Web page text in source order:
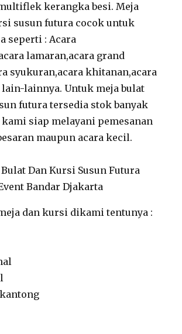
kerangka besi. Meja
susun futura cocok untuk
seperti : Acara
lamaran,acara grand
syukuran,acara khitanan,acara
lainnya. Untuk meja bulat
futura tersedia stok banyak
siap melayani pemesanan
maupun acara kecil.
dan kursi dikami tentunya :